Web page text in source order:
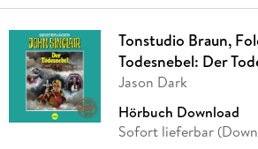
Tonstudio Braun,
Todesnebel: Der
Jason Dark
Hörbuch Download
Sofort lieferbar